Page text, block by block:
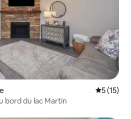
5 (15)
bord du lac Martin